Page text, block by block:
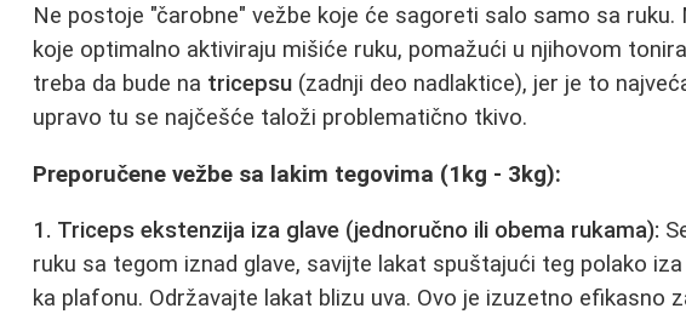
Ne postoje "čarobne" vežbe koje će sagoreti salo samo sa
koje optimalno aktiviraju mišiće ruku, pomažući u njihovom
treba da bude na tricepsu (zadnji deo nadlaktice), jer je to
upravo tu se najčešće taloži problematično tkivo.
Preporučene vežbe sa lakim tegovima (1kg - 3kg):
1. Triceps ekstenzija iza glave (jednoručno ili obema rukama):
ruku sa tegom iznad glave, savijte lakat spuštajući teg polako
ka plafonu. Održavajte lakat blizu uva. Ovo je izuzetno efikasno